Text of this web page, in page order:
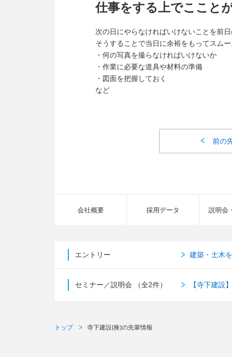
仕事をする上でここと
次の日にやらなければいけないことを前日
そうすることで当日に余裕をもってスム
・何の写真を撮らなければいけないか
・作業に必要な道具や材料の準備
・図面を把握しておく
など
前の
会社概要 採用データ 説明会
エントリー 建築・土木
セミナー／説明会 （全2件） 【寺下建設
トップ 寺下建設(株)の先輩情報